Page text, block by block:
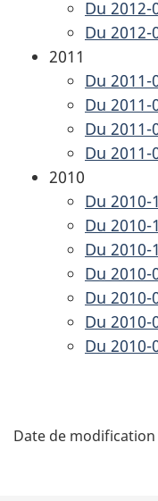
Du 2012-
Du 2012-
2011
Du 2011-
Du 2011-
Du 2011-
Du 2011-
2010
Du 2010-
Du 2010-
Du 2010-
Du 2010-
Du 2010-
Du 2010-
Du 2010-
é
Date de modification